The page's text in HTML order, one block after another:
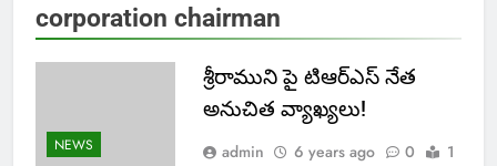
corporation chairman
NEWS
శ్రీరాముని పై టిఆర్ఎస్ నేత
అనుచిత వ్యాఖ్యలు!
admin 6 years ago 0
1